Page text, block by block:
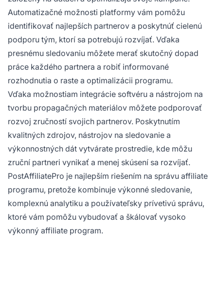
Automatizačné možnosti platformy vám pomôžu
identifikovať najlepších partnerov a poskytnúť cielenú
podporu tým, ktorí sa potrebujú rozvíjať. Vďaka
presnému sledovaniu môžete merať skutočný dopad
práce každého partnera a robiť informované
rozhodnutia o raste a optimalizácii programu.
Vďaka možnostiam integrácie softvéru a nástrojom na
tvorbu propagačných materiálov môžete podporovať
rozvoj zručností svojich partnerov. Poskytnutím
kvalitných zdrojov, nástrojov na sledovanie a
výkonnostných dát vytvárate prostredie, kde môžu
zruční partneri vynikať a menej skúsení sa rozvíjať.
PostAffiliatePro je najlepším riešením na správu affiliate
programu, pretože kombinuje výkonné sledovanie,
komplexnú analytiku a používateľsky prívetivú správu,
ktoré vám pomôžu vybudovať a škálovať vysoko
výkonný affiliate program.